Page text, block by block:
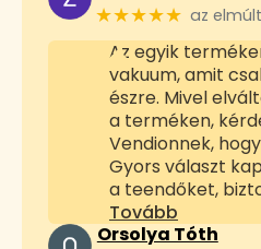
★★★★★ az
Az egyik
vakuum, amit
észre. Mivel
a terméken,
Vendionnek,
Gyors választ
a teendőket,
Tovább
Orsolya Tóth